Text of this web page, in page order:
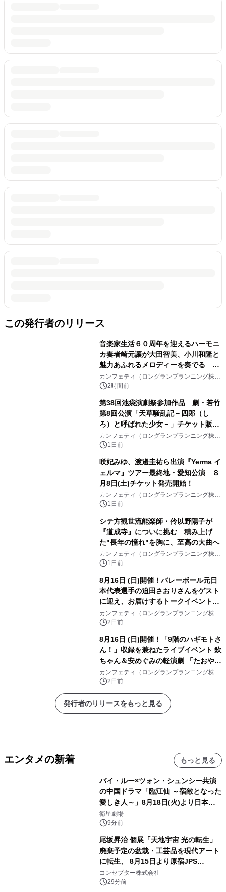
この発行者のリリース
音楽家生活６０周年を迎えるハーモニ
カ奏者崎元讓が大田智美、小川和隆と
魅力あふれるメロディーを奏でる
『ファンタスティック・トリオⅢ』チ
ケット8月24日(月)～発売開始！
カンフェティ（ロングランプランニング株式
会社）
2時間前
第38回池袋演劇祭参加作品 劇・若竹
第8回公演「天草騒乱記－四郎（し
ろ）と呼ばれた少女－」チケット販売
開始
カンフェティ（ロングランプランニング株式
会社）
1日前
咲妃みゆ、渡邊圭祐ら出演『Yerma イ
ェルマ』ツアー最終地・愛知公演 ８
月8日(土)チケット発売開始！
カンフェティ（ロングランプランニング株式
会社）
1日前
シテ方観世流能楽師・伶以野陽子が
『道成寺』についに挑む 積み上げ
た"長年の憧れ"を胸に、至高の大曲へ
カンフェティ（ロングランプランニング株式
会社）
1日前
8月16日 (日)開催！バレーボール元日
本代表選手の迫田さおりさんをゲスト
に迎え、お届けするトークイベント
『第4回 堀口はしのお話の会』チケッ
ト発売中
カンフェティ（ロングランプランニング株式
会社）
2日前
8月16日 (日)開催！「9階のハギモトさ
ん！」収録を兼ねたライブイベント 欽
ちゃん＆安めぐみの軽演劇 「たおやか
な心」 チケット販売中
カンフェティ（ロングランプランニング株式
会社）
2日前
発行者のリリースをもっと見る
エンタメの新着 もっと見る
バイ・ルー×ツォン・シュンシー共演
の中国ドラマ「臨江仙 ～宿敵となった
愛しき人～」8月18日(火)より日本初
放送！YouTubeにて8月11日(火)より
第1話期間限定公開！CS衛星劇場
衛星劇場
9分前
尾坂昇治 個展「天地宇宙 光の転生」
廃棄予定の盆栽・工芸品を現代アート
に転生、 8月15日より原宿JPS
Galleryにて約30点を展示
コンセプター株式会社
29分前